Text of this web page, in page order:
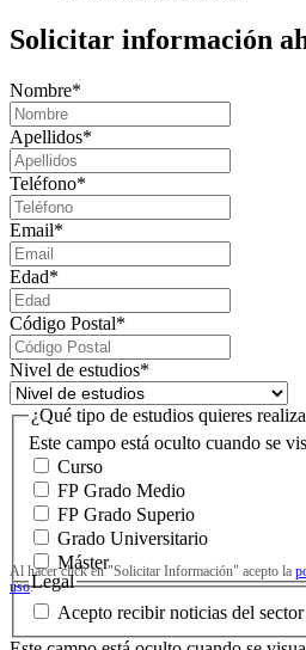
Solicitar información
Nombre*
Apellidos*
Teléfono*
Email*
Edad*
Código Postal*
Nivel de estudios*
Este campo está oculto cuando se
¿Qué tipo de estudios quieres
Curso
FP Grado Medio
FP Grado Superio
Grado Universitario
Máster
Al hacer click en "Solicitar Información" acepto la
uso.Legal
Acepto recibir noticias del